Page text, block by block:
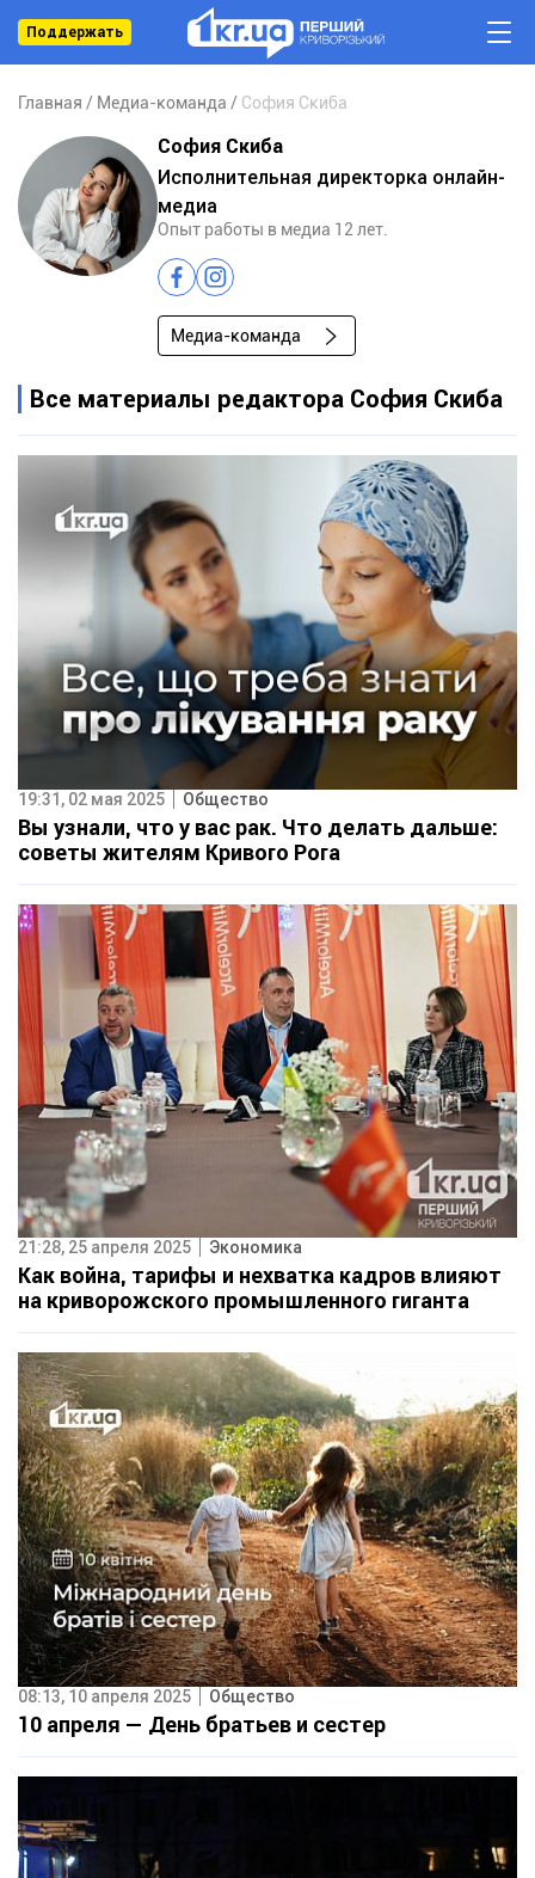
Поддержать
Главная Медиа-команда София Скиба
София Скиба
Исполнительная директорка онлайн-
медиа
Опыт работы в медиа 12 лет.
Медиа-команда
Все материалы редактора София Скиба
19:31, 02 мая 2025 Общество
Вы узнали, что у вас рак. Что делать дальше:
советы жителям Кривого Рога
21:28, 25 апреля 2025 Экономика
Как война, тарифы и нехватка кадров влияют
на криворожского промышленного гиганта
08:13, 10 апреля 2025 Общество
10 апреля — День братьев и сестер